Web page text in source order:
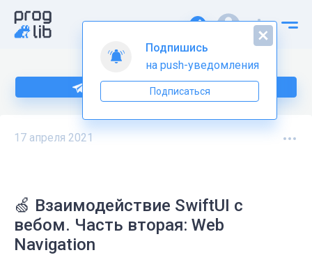
Подпишитесь на нас в Telegram
17 апреля 2021
🍏 Взаимодействие SwiftUI с
вебом. Часть вторая: Web
Navigation
Подпишись
на push-уведомления
Подписаться